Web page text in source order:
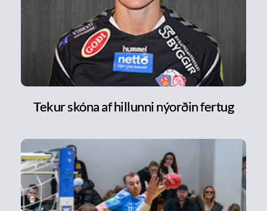
Tekur skóna af hillunni nýorðin fertug